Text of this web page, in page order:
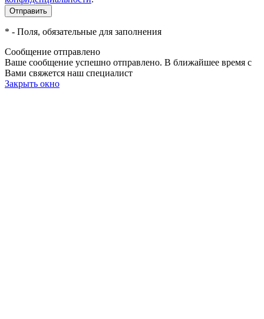
* - Поля, обязательные для заполнения
Сообщение отправлено
Ваше сообщение успешно отправлено. В ближайшее время с
Вами свяжется наш специалист
Закрыть окно